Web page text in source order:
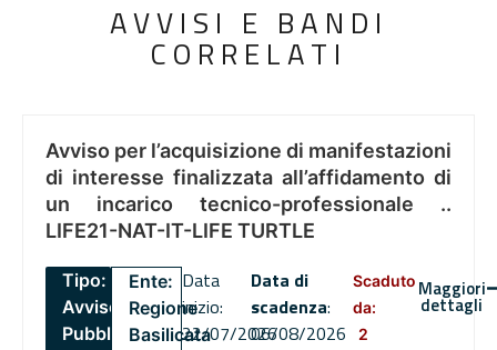
AVVISI E BANDI
CORRELATI
Avviso per l’acquisizione di manifestazioni
di interesse finalizzata all’affidamento di
un incarico tecnico-professionale ..
LIFE21-NAT-IT-LIFE TURTLE
Tipo:
Avviso
Pubblico
Ente:
Regione
Basilicata
Data
inizio:
22/07/2026
Data di
scadenza:
06/08/2026
Scaduto
da:
2
Maggiori
dettagli